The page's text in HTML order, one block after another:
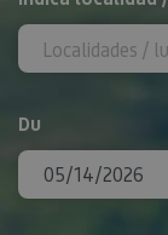
Du